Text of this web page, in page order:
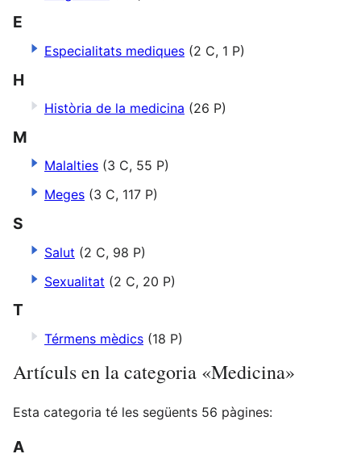
E
Especialitats mediques (2 C, 1 P)
H
Història de la medicina (26 P)
M
Malalties (3 C, 55 P)
Meges (3 C, 117 P)
S
Salut (2 C, 98 P)
Sexualitat (2 C, 20 P)
T
Térmens mèdics (18 P)
Artículs en la categoria «Medicina»
Esta categoria té les següents 56 pàgines:
A